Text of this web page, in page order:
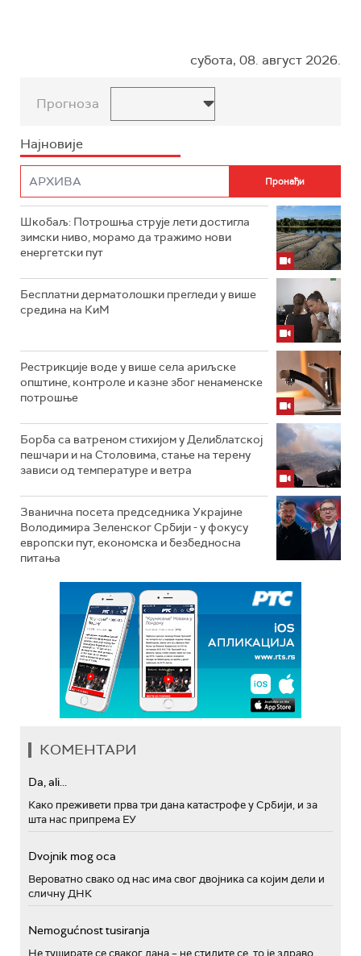
субота, 08. август 2026.
Прогноза
Најновије
Шкобаљ: Потрошња струје лети достигла
зимски ниво, морамо да тражимо нови
енергетски пут
Бесплатни дерматолошки прегледи у више
средина на КиМ
Рестрикције воде у више села ариљске
општине, контроле и казне због ненаменске
потрошње
Борба са ватреном стихијом у Делиблатској
пешчари и на Столовима, стање на терену
зависи од температуре и ветра
Званична посета председника Украјине
Володимира Зеленског Србији - у фокусу
европски пут, економска и безбедносна
питања
КОМЕНТАРИ
Da, ali...
Како преживети прва три дана катастрофе у Србији, и за
шта нас припрема ЕУ
Dvojnik mog oca
Вероватно свако од нас има свог двојника са којим дели и
сличну ДНК
Nemogućnost tusiranja
Не туширате се сваког дана – не стидите се, то је здраво